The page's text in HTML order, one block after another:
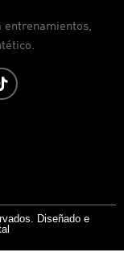
entrenamientos,
Diseñado e